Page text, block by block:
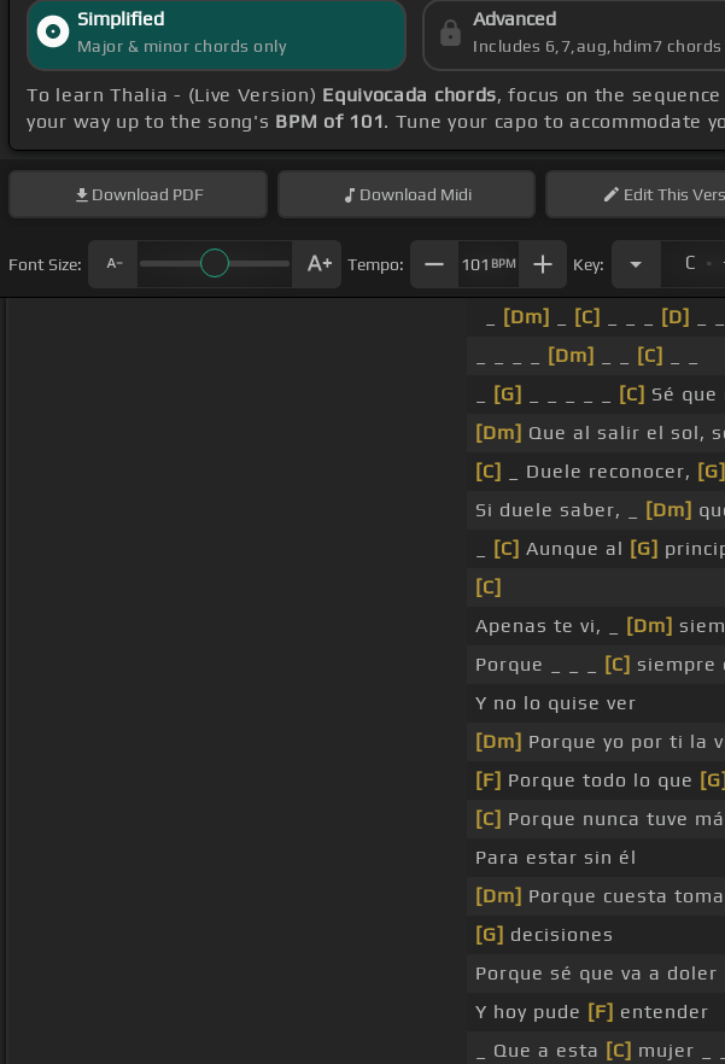
Simplified
Major & minor chords only
Advanced
Includes 6,7,aug,hdim7 chords
To learn Thalia - (Live Version) Equivocada chords, focus on the
your way up to the song's BPM of 101. Tune your capo to accommodate
Download PDF Download Midi EditThis
Font Size: Tempo: 101 BPM Key: C .
[Dm] [C] [D]
[Dm] [C]
[G] [C] Sé que
[Dm] Que al salir el sol,
[C]
_ Duele reconocer, [G]
Si duele saber, _
[Dm]
[C] Aunque al [G]
[C]
Apenas te vi, _
[Dm]
Porque _ _ _
[C] siempre
Y no lo quise ver
[Dm] Porque yo por ti la
[F] Porque todo lo que [G]
[C] Porque nunca tuve
Para estar sin él
[Dm] Porque cuesta
[G] decisiones
Porque sé que va a doler
Y hoy pude [F] entender
_ Que a esta [C] mujer _ _